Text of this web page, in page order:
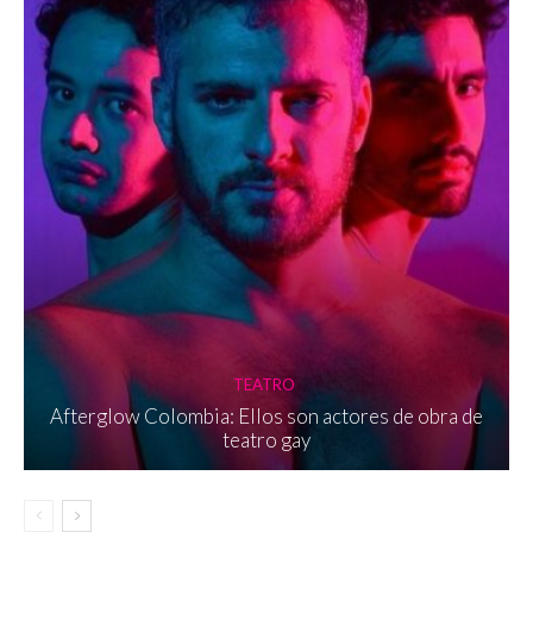
TEATRO
Afterglow Colombia: Ellos son actores de obra de
teatro gay